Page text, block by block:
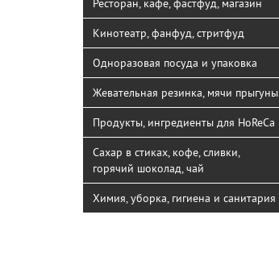
Ресторан, кафе, фастфуд, магазин
Кинотеатр, фанфуд, стритфуд
Одноразовая посуда и упаковка
Жевательная резинка, мячи прыгуны
Продукты, ингредиенты для HoReCa
Сахар в стиках, кофе, сливки,
горячий шоколад, чай
Химия, уборка, гигиена и санитария